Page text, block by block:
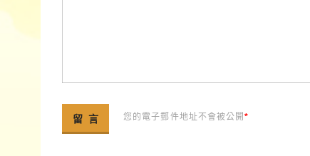
您的電子郵件地址不會被公開*